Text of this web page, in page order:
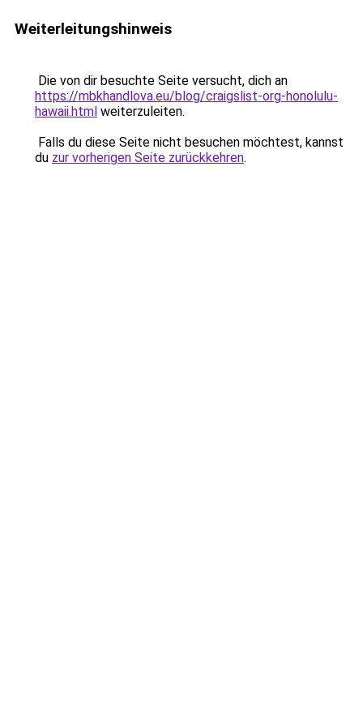
Weiterleitungshinweis
Die von dir besuchte Seite versucht, dich an
https://mbkhandlova.eu/blog/craigslist-org-honolulu-
hawaii.html weiterzuleiten.
Falls du diese Seite nicht besuchen möchtest, kannst
du zur vorherigen Seite zurückkehren.